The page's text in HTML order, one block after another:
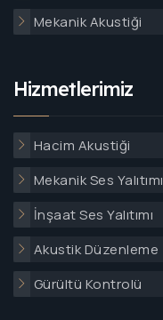
Mekanik Akustiği
Hizmetlerimiz
Hacim Akustiği
Mekanik Ses Yalıtımı
İnşaat Ses Yalıtımı
Akustik Düzenleme
Gürültü Kontrolü